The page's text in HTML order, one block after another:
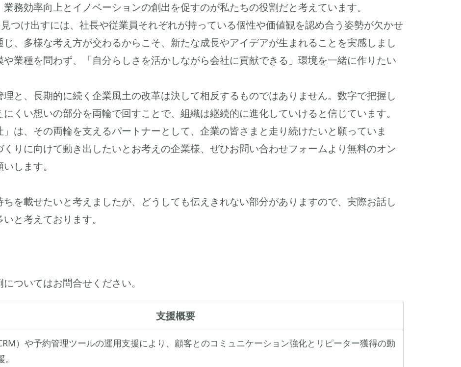
務効率向上とイノベーションの創出を促すのが私たちの役割だと考えています。
つけ出すには、社長や従業員それぞれが持っている個性や価値観を認め合う姿勢が欠かせ
じ、多様な考え方が交わるからこそ、新たな成長やアイデアが生まれることを実感しまし
業種を問わず、「自分らしさを活かしながら会社に貢献できる」環境を一緒に作りたい
と、長期的に続く企業風土の改革は決して相反するものではありません。数字で把握し
くい想いの部分を両輪で回すことで、組織は継続的に進化していけると信じています。
」は、その両輪を支えるパートナーとして、企業の皆さまと走り続けたいと願っていま
りに向けて動き出したいとお考えの企業様、ぜひお問い合わせフォームより無料のオン
します。
を載せたいと考えましたが、どうしても伝えきれない部分がありますので、実際お話し
と考えております。
ついてはお問合せください。
支援概要
）や予約管理ツールの運用支援により、顧客とのコミュニケーション強化とリピーター獲得の動